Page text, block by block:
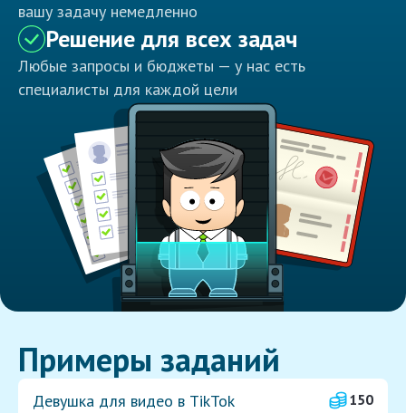
вашу задачу немедленно
Решение для всех задач
Любые запросы и бюджеты — у нас есть
специалисты для каждой цели
Примеры заданий
Девушка для видео в TikTok
150